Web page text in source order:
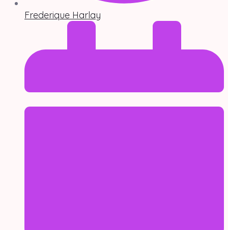
Frederique Harlay